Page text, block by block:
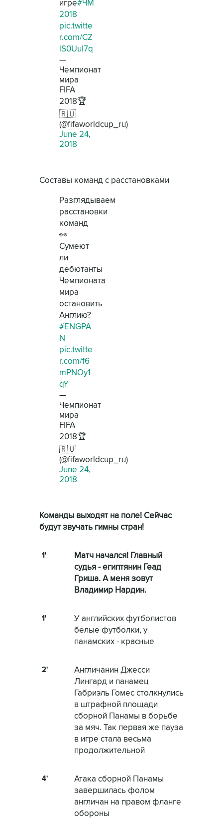
игре#ЧМ
2018
pic.twitte
r.com/CZ
lS0Uul7q
—
Чемпионат
мира
FIFA
2018🏆
🇷🇺
(@fifaworldcup_ru)
June 24,
2018
Составы команд с расстановками
Разглядываем
расстановки
команд
👀
Сумеют
ли
дебютанты
Чемпионата
мира
остановить
Англию?
#ENGPA
N
pic.twitte
r.com/f6
mPNOy1
qY
—
Чемпионат
мира
FIFA
2018🏆
🇷🇺
(@fifaworldcup_ru)
June 24,
2018
Команды выходят на поле! Сейчас
будут звучать гимны стран!
1'
Матч начался! Главный
судья - египтянин Геад
Гриша. А меня зовут
Владимир Нардин.
1'
У английских футболистов
белые футболки, у
панамских - красные
2'
Англичанин Джесси
Лингард и панамец
Габриэль Гомес столкнулись
в штрафной площади
сборной Панамы в борьбе
за мяч. Так первая же пауза
в игре стала весьма
продолжительной
4'
Атака сборной Панамы
завершилась фолом
англичан на правом фланге
обороны